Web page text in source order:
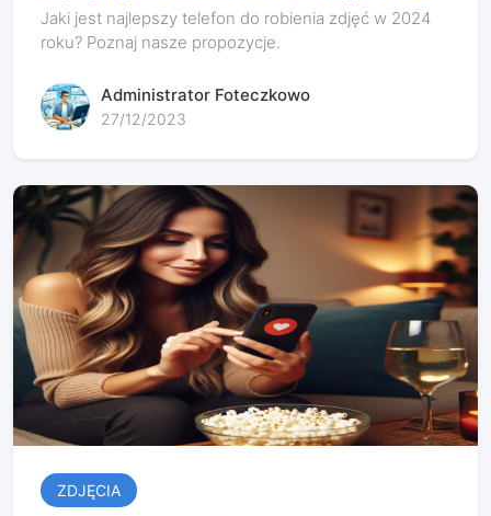
Jaki jest najlepszy telefon do robienia zdjęć w 2024
roku? Poznaj nasze propozycje.
Administrator Foteczkowo
27/12/2023
ZDJĘCIA